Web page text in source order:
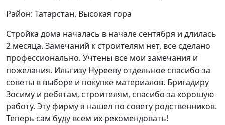
Район: Татарстан, Высокая гора
Стройка дома началась в начале сентября и длилась
2 месяца. Замечаний к строителям нет, все сделано
профессионально. Учтены все мои замечания и
пожелания. Ильгизу Нурееву отдельное спасибо за
советы в выборе и покупке материалов. Бригадиру
Зосиму и ребятам, строителям, спасибо за хорошую
работу. Эту фирму я нашел по совету родственников.
Теперь сам буду всем их рекомендовать!